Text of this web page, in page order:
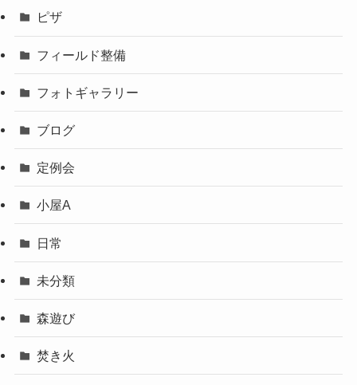
ピザ
フィールド整備
フォトギャラリー
ブログ
定例会
小屋A
日常
未分類
森遊び
焚き火